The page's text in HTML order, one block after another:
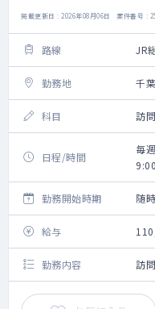
掲載更新日 : 2026年08月06日 案件番号 :
路線 JR
勤務地 千
科目 訪
日程/時間
毎
勤務開始時期 随時
給与
勤務内容 訪